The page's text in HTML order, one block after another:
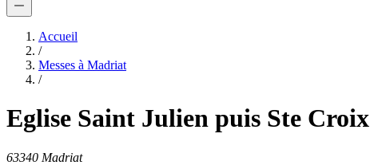
Accueil
/
Messes à Madriat
/
Eglise Saint Julien puis Ste Croix
63340 Madriat